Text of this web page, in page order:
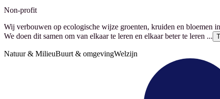
Non-profit
Wij verbouwen op ecologische wijze groenten, kruiden en bloemen
We doen dit samen om van elkaar te leren en elkaar beter te leren ...
Natuur & MilieuBuurt & omgevingWelzijn